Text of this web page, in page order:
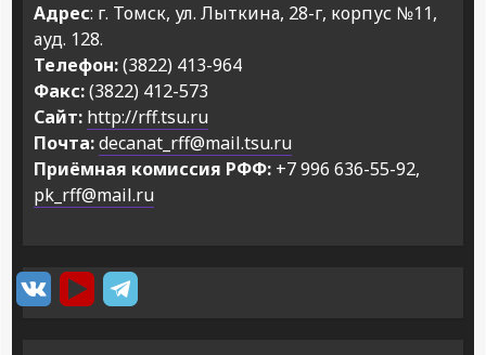
Адрес: г. Томск, ул. Лыткина, 28-г, корпус №11,
ауд. 128.
Телефон:(3822) 413-964
Факс:(3822) 412-573
Сайт: http://rff.tsu.ru
Почта:decanat_rff@mail.tsu.ru
Приёмная комиссия РФФ: +7 996 636-55-92,
pk_rff@mail.ru